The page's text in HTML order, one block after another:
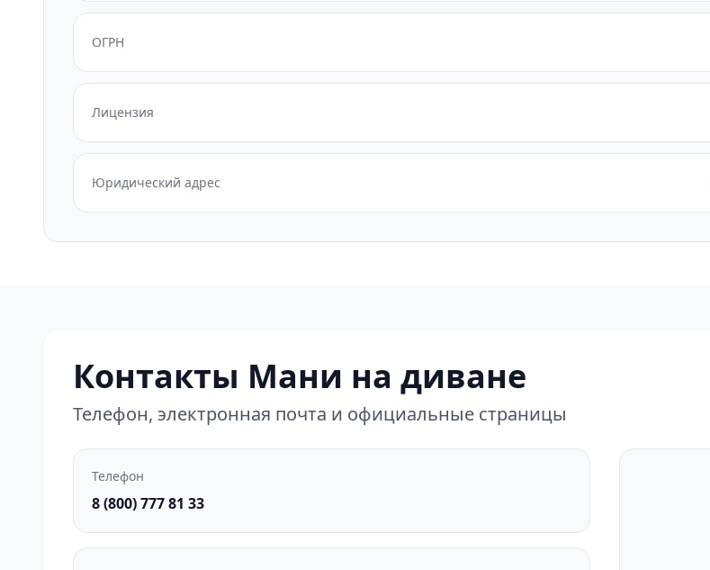
ОГРН
Лицензия
Юридический адрес
Контакты Мани на диване
Телефон, электронная почта и официальные страницы
Телефон
8 (800) 777 81 33